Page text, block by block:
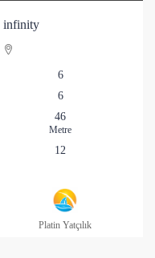
infinity
6
6
46
Metre
12
Platin Yatçılık